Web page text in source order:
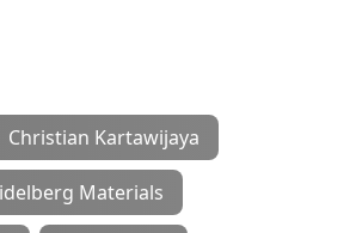
Christian Kartawijaya
Materials